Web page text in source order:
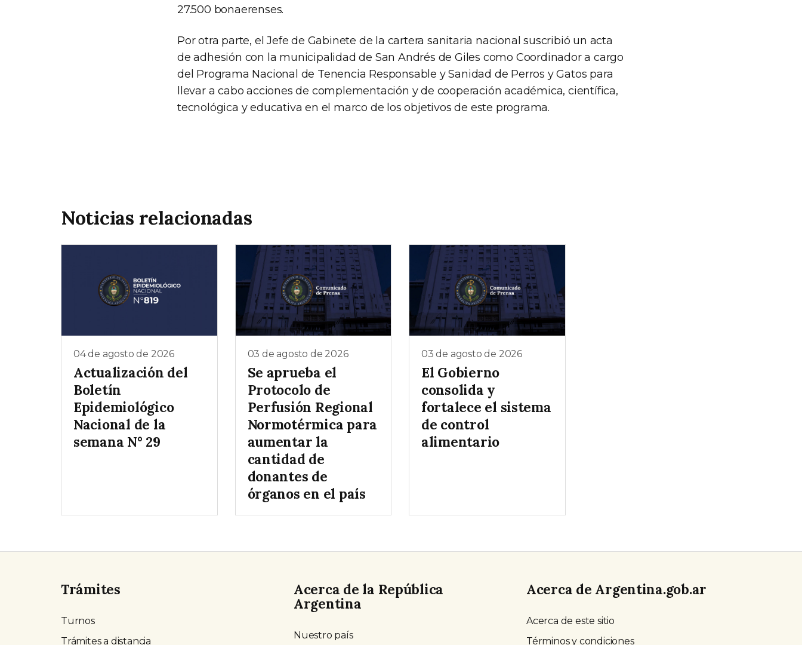
27.500 bonaerenses.
Por otra parte, el Jefe de Gabinete de la cartera sanitaria nacional suscribió un acta
de adhesión con la municipalidad de San Andrés de Giles como Coordinador a cargo
del Programa Nacional de Tenencia Responsable y Sanidad de Perros y Gatos para
llevar a cabo acciones de complementación y de cooperación académica, científica,
tecnológica y educativa en el marco de los objetivos de este programa.
Noticias relacionadas
04 de agosto de 2026
Actualización del
Boletín
Epidemiológico
Nacional de la
semana N° 29
03 de agosto de 2026
Se aprueba el
Protocolo de
Perfusión Regional
Normotérmica para
aumentar la
cantidad de
donantes de
órganos en el país
03 de agosto de 2026
El Gobierno
consolida y
fortalece el sistema
de control
alimentario
Trámites
Turnos
Trámites a distancia
Acerca de la República
Argentina
Nuestro país
Acerca de Argentina.gob.ar
Acerca de este sitio
Términos y condiciones